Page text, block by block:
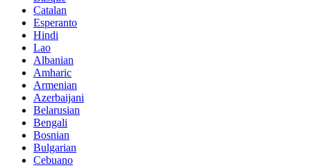
Catalan
Esperanto
Hindi
Lao
Albanian
Amharic
Armenian
Azerbaijani
Belarusian
Bengali
Bosnian
Bulgarian
Cebuano